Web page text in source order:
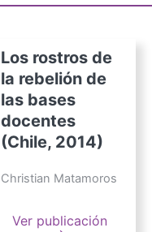
Los rostros de
la rebelión de
las bases
docentes
(Chile, 2014)
Christian Matamoros
Ver publicación